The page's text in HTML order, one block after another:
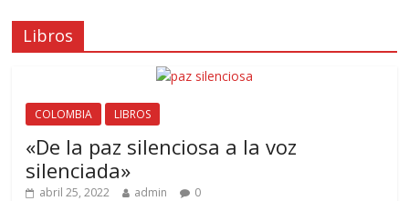
Libros
COLOMBIA LIBROS
«De la paz silenciosa a la voz
silenciada»
abril 25, 2022 admin 0